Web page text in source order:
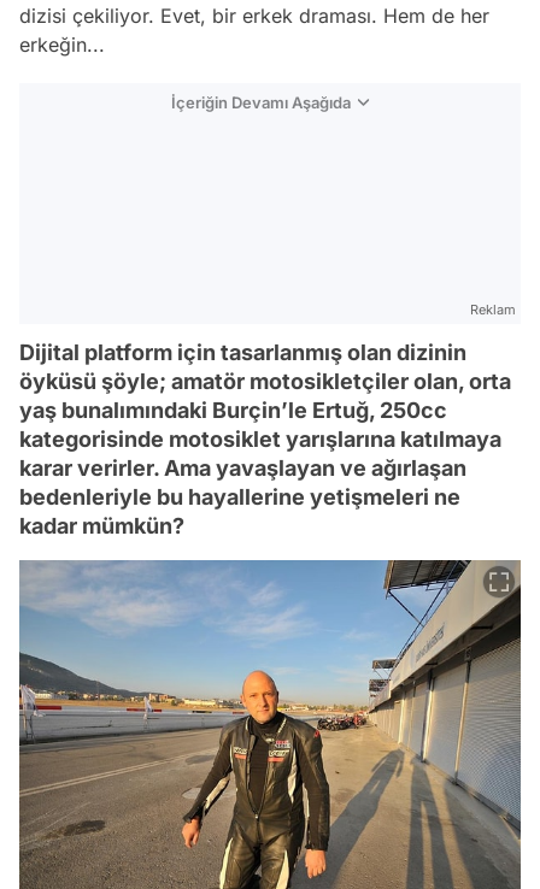
dizisi çekiliyor. Evet, bir erkek draması. Hem de her
erkeğin...
İçeriğin Devamı Aşağıda
Reklam
Dijital platform için tasarlanmış olan dizinin
öyküsü şöyle; amatör motosikletçiler olan, orta
yaş bunalımındaki Burçin’le Ertuğ, 250cc
kategorisinde motosiklet yarışlarına katılmaya
karar verirler. Ama yavaşlayan ve ağırlaşan
bedenleriyle bu hayallerine yetişmeleri ne
kadar mümkün?